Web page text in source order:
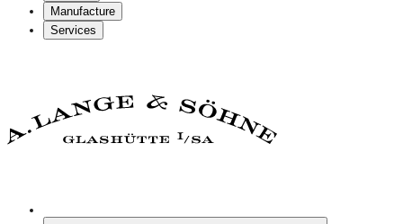
Manufacture
Services